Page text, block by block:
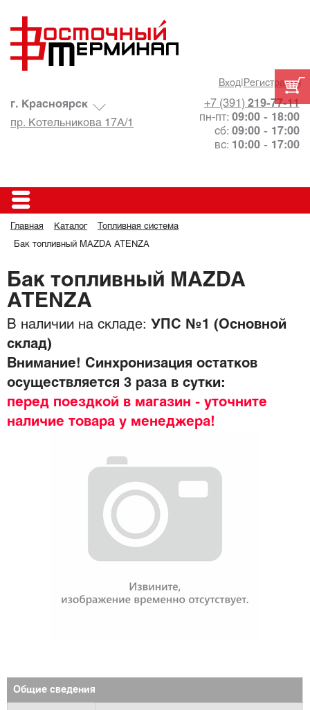
Вход| Регистрация
+7 (391) 219-77-11
пн-пт: 09:00 - 18:00
сб: 09:00 - 17:00
вс: 10:00 - 17:00
г. Красноярск
пр. Котельникова 17А/1
Главная Каталог Топливная система
Бак топливный MAZDA ATENZA
Бак топливный MAZDA
ATENZA
В наличии на складе: УПС №1 (Основной
склад)
Внимание! Синхронизация остатков
осуществляется 3 раза в сутки:
перед поездкой в магазин - уточните
наличие товара у менеджера!
Общие сведения